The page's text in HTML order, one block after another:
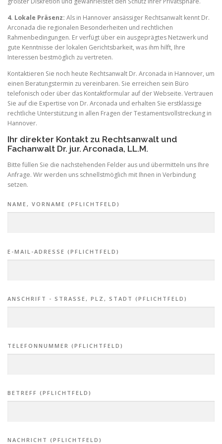
4. Lokale Präsenz: Als in Hannover ansässiger Rechtsanwalt kennt Dr.
Arconada die regionalen Besonderheiten und rechtlichen
Rahmenbedingungen. Er verfügt über ein ausgeprägtes Netzwerk und
gute Kenntnisse der lokalen Gerichtsbarkeit, was ihm hilft, Ihre
Interessen bestmöglich zu vertreten.
Kontaktieren Sie noch heute Rechtsanwalt Dr. Arconada in Hannover, um
einen Beratungstermin zu vereinbaren. Sie erreichen sein Büro
telefonisch oder über das Kontaktformular auf der Webseite. Vertrauen
Sie auf die Expertise von Dr. Arconada und erhalten Sie erstklassige
rechtliche Unterstützung in allen Fragen der Testamentsvollstreckung in
Hannover.
Ihr direkter Kontakt zu Rechtsanwalt und
Fachanwalt Dr. jur. Arconada, LL.M.
Bitte füllen Sie die nachstehenden Felder aus und übermitteln uns Ihre
Anfrage. Wir werden uns schnellstmöglich mit Ihnen in Verbindung
setzen.
NAME, VORNAME (PFLICHTFELD)
E-MAIL-ADRESSE (PFLICHTFELD)
ANSCHRIFT - STRASSE, PLZ, STADT (PFLICHTFELD)
TELEFONNUMMER (PFLICHTFELD)
BETREFF (PFLICHTFELD)
NACHRICHT (PFLICHTFELD)